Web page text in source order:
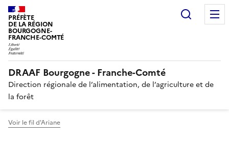
PRÉFÈTE
DE LA RÉGION
BOURGOGNE-
FRANCHE-COMTÉ
DRAAF Bourgogne - Franche-Comté
Direction régionale de l’alimentation, de l’agriculture et de
la forêt
Voir le fil d'Ariane